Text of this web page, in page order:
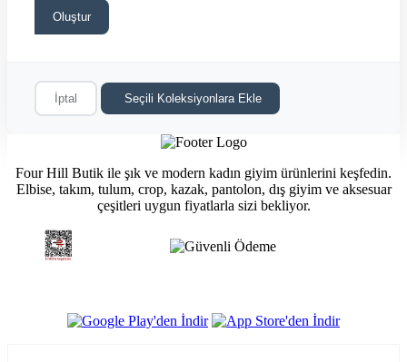
Oluştur
İptal Seçili Koleksiyonlara Ekle
Four Hill Butik ile şık ve modern kadın giyim ürünlerini keşfedin.
Elbise, takım, tulum, crop, kazak, pantolon, dış giyim ve aksesuar
çeşitleri uygun fiyatlarla sizi bekliyor.